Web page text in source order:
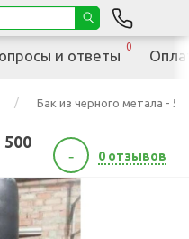
Бак из черного метала -
500
- 0 отзывов
и ответы
0